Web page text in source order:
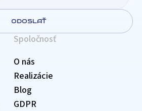
ODOSLAŤ
Spoločnosť
O nás
Realizácie
Blog
GDPR